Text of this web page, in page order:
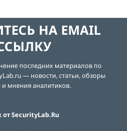
НА EMAIL
последних материалов по
— новости, статьи, обзоры
и мнения аналитиков.
SecurityLab.Ru